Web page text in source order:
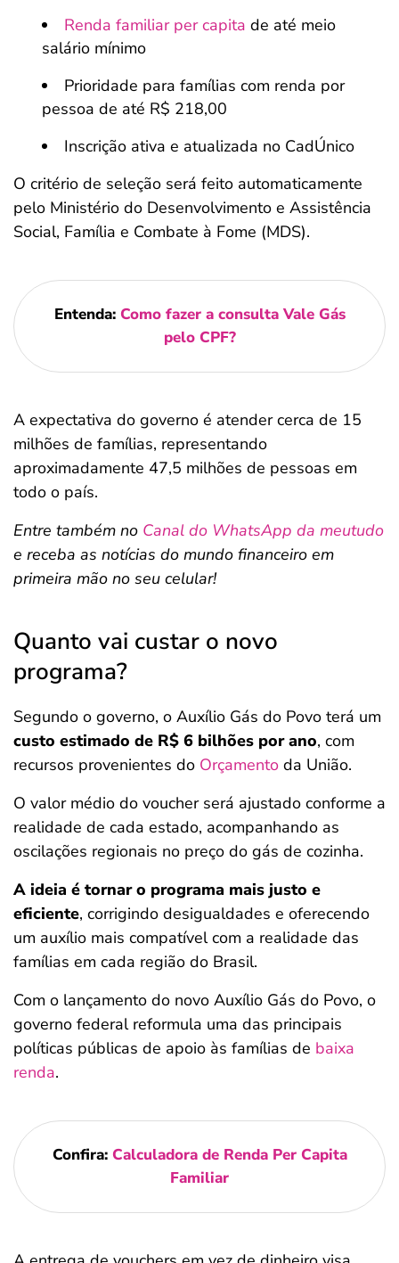
Renda familiar per capita de até meio
salário mínimo
Prioridade para famílias com renda por
pessoa de até R$ 218,00
Inscrição ativa e atualizada no CadÚnico
O critério de seleção será feito automaticamente
pelo Ministério do Desenvolvimento e Assistência
Social, Família e Combate à Fome (MDS).
Entenda: Como fazer a consulta Vale Gás
pelo CPF?
A expectativa do governo é atender cerca de 15
milhões de famílias, representando
aproximadamente 47,5 milhões de pessoas em
todo o país.
Entre também no Canal do WhatsApp da meutudo
e receba as notícias do mundo financeiro em
primeira mão no seu celular!
Quanto vai custar o novo
programa?
Segundo o governo, o Auxílio Gás do Povo terá um
custo estimado de R$ 6 bilhões por ano, com
recursos provenientes do Orçamento da União.
O valor médio do voucher será ajustado conforme a
realidade de cada estado, acompanhando as
oscilações regionais no preço do gás de cozinha.
A ideia é tornar o programa mais justo e
eficiente, corrigindo desigualdades e oferecendo
um auxílio mais compatível com a realidade das
famílias em cada região do Brasil.
Com o lançamento do novo Auxílio Gás do Povo, o
governo federal reformula uma das principais
políticas públicas de apoio às famílias de baixa
renda.
Confira: Calculadora de Renda Per Capita
Familiar